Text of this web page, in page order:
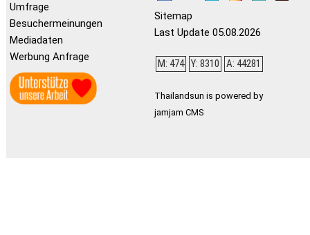
Umfrage
Besuchermeinungen
Mediadaten
Werbung Anfrage
Sitemap
Last Update 05.08.2026
M: 474 Y: 8310 A: 44281
Thailandsun is powered by
jamjam CMS